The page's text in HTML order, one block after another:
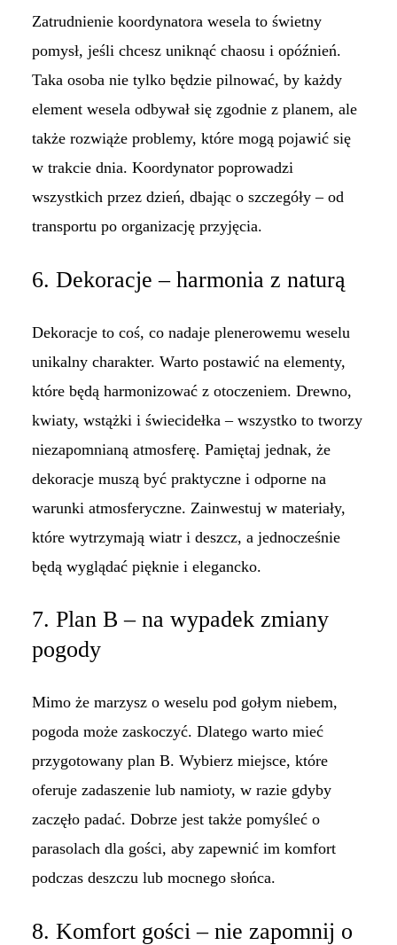
Zatrudnienie koordynatora wesela to świetny
pomysł, jeśli chcesz uniknąć chaosu i opóźnień.
Taka osoba nie tylko będzie pilnować, by każdy
element wesela odbywał się zgodnie z planem, ale
także rozwiąże problemy, które mogą pojawić się
w trakcie dnia. Koordynator poprowadzi
wszystkich przez dzień, dbając o szczegóły – od
transportu po organizację przyjęcia.
6. Dekoracje – harmonia z naturą
Dekoracje to coś, co nadaje plenerowemu weselu
unikalny charakter. Warto postawić na elementy,
które będą harmonizować z otoczeniem. Drewno,
kwiaty, wstążki i świecidełka – wszystko to tworzy
niezapomnianą atmosferę. Pamiętaj jednak, że
dekoracje muszą być praktyczne i odporne na
warunki atmosferyczne. Zainwestuj w materiały,
które wytrzymają wiatr i deszcz, a jednocześnie
będą wyglądać pięknie i elegancko.
7. Plan B – na wypadek zmiany
pogody
Mimo że marzysz o weselu pod gołym niebem,
pogoda może zaskoczyć. Dlatego warto mieć
przygotowany plan B. Wybierz miejsce, które
oferuje zadaszenie lub namioty, w razie gdyby
zaczęło padać. Dobrze jest także pomyśleć o
parasolach dla gości, aby zapewnić im komfort
podczas deszczu lub mocnego słońca.
8. Komfort gości – nie zapomnij o